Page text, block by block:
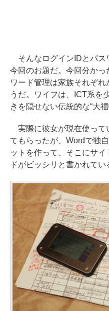
そんなログインIDとパス
今回のお題だ。今回分か
ワード管理は家族それぞ
うだ。ワイフは、ICT系を
きを隠せない伝統的な“大福
実際に彼女が現在使って
てもらったが、Wordで独
ットを作って、そこにサ
ドがビッシリと書かれてい